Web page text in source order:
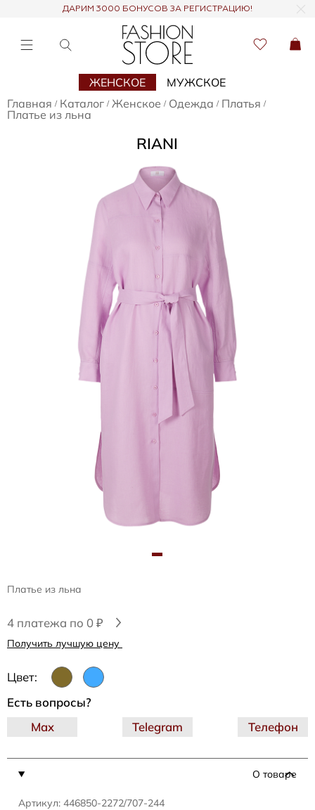
ДАРИМ 3000 БОНУСОВ ЗА РЕГИСТРАЦИЮ!
ЖЕНСКОЕ
МУЖСКОЕ
Главная / Каталог / Женское / Одежда / Платья /
Платье из льна
RIANI
Платье из льна
4 платежа по 0 ₽
Получить лучшую цену
Цвет:
О товаре
Артикул: 446850-2272/707-244
Есть вопросы?
Telegram
Max Телефон